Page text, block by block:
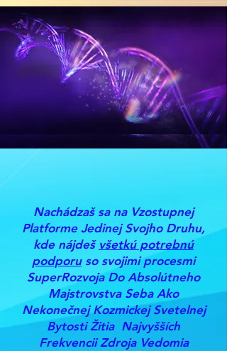
Nachádzaš sa na Vzostupnej
Platforme Jedinej Svojho Druhu,
kde nájdeš všetkú potrebnú
podporuso svojimi procesmi
SuperRozvoja Do Absolútneho
Majstrovstva Seba Ako
Nekonečnej Kozmickej Svetelnej
Bytosti Žitia Najvyšších
Frekvencii Zdroja Vedomia